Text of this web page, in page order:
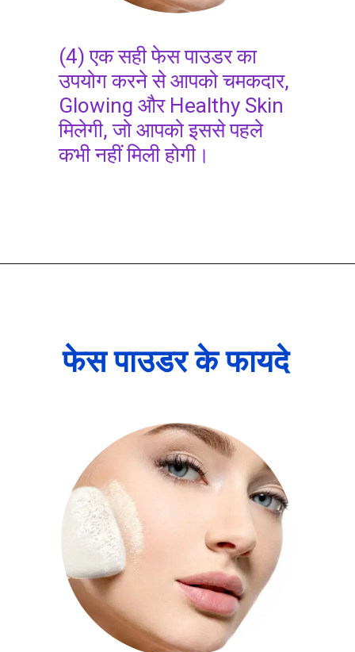
(4) एक सही फेस पाउडर का
उपयोग करने से आपको चमकदार,
Glowing और Healthy Skin
मिलेगी, जो आपको इससे पहले
कभी नहीं मिली होगी।
फेस पाउडर के फायदे